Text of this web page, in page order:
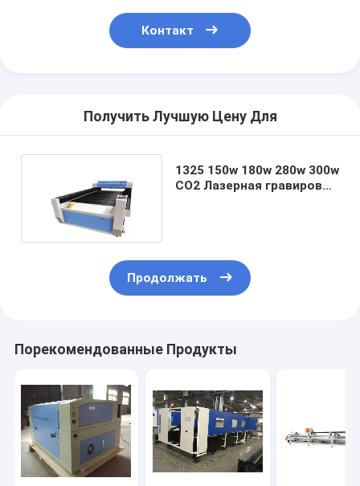
Контакт
Получить Лучшую Цену Для
1325 150w 180w 280w 300w
CO2 Лазерная гравировка
Продолжать
Порекомендованные Продукты